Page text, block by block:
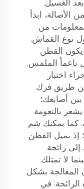
الغسيل.
الأصالة، ابدأ
من
نوع القماش.
يكون القطن
ناعماً الملمس.
اختبار
طريق فرك
أصابعك؛
بالنعومة
كما يمكنك شم
إذ يميل القطن
إلى رائحة
لا تمتلك
المعالجة بشكل
الرائحة. في